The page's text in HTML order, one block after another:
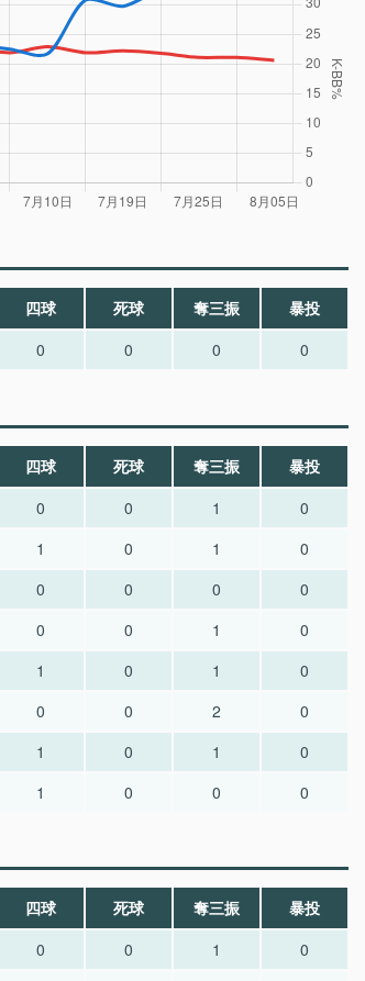
四球 死球 奪三振
暴投
0 0 0 0
四球 死球 奪三振
暴投
0 0 1
0
1 0 1
0
0 0 0
0
0 0 1
0
1 0 1
0
0 0 2
0
1 0 1
0
1 0 0 0
四球 死球 奪三振
暴投
0 0 1
0